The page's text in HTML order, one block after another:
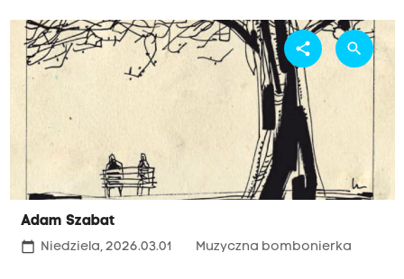
Adam Szabat
calendar_today Niedziela, 2026.03.01 Muzyczna bombonierka
share search